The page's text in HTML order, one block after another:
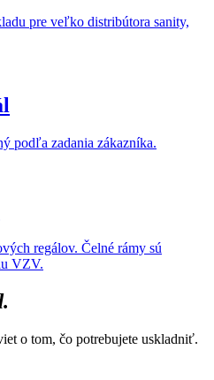
pre veľko distribútora sanity,
podľa zadania zákazníka.
regálov. Čelné rámy sú
VZV.
o tom, čo potrebujete uskladniť.